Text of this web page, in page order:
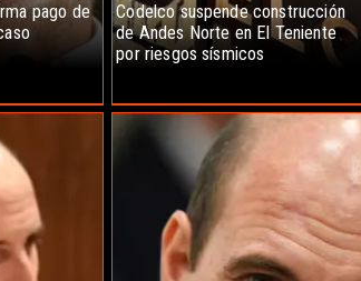
pago de
Codelco suspende construcción
de Andes Norte en El Teniente
por riesgos sísmicos